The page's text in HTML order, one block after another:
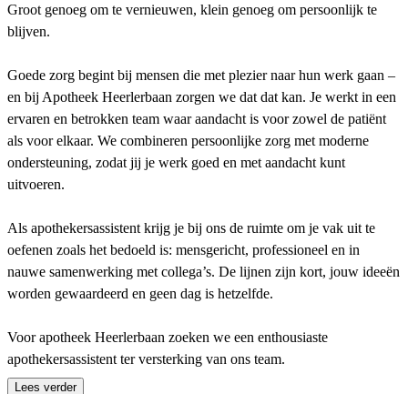
Groot genoeg om te vernieuwen, klein genoeg om persoonlijk te
blijven.
Goede zorg begint bij mensen die met plezier naar hun werk gaan –
en bij Apotheek Heerlerbaan zorgen we dat dat kan. Je werkt in een
ervaren en betrokken team waar aandacht is voor zowel de patiënt
als voor elkaar. We combineren persoonlijke zorg met moderne
ondersteuning, zodat jij je werk goed en met aandacht kunt
uitvoeren.
Als apothekersassistent krijg je bij ons de ruimte om je vak uit te
oefenen zoals het bedoeld is: mensgericht, professioneel en in
nauwe samenwerking met collega’s. De lijnen zijn kort, jouw ideeën
worden gewaardeerd en geen dag is hetzelfde.
Voor apotheek Heerlerbaan zoeken we een enthousiaste
apothekersassistent ter versterking van ons team.
Lees verder